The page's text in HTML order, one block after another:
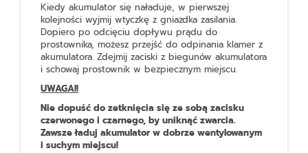
Kiedy akumulator się naładuje, w pierwszej
kolejności wyjmij wtyczkę z gniazdka zasilania.
Dopiero po odcięciu dopływu prądu do
prostownika, możesz przejść do odpinania klamer z
akumulatora. Zdejmij zaciski z biegunów akumulatora
i schowaj prostownik w bezpiecznym miejscu.
UWAGA!!
Nie dopuść do zetknięcia się ze sobą zacisku
czerwonego i czarnego, by uniknąć zwarcia.
Zawsze ładuj akumulator w dobrze wentylowanym
i suchym miejscu!